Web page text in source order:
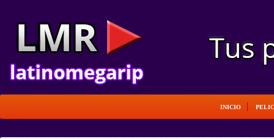
INICIO